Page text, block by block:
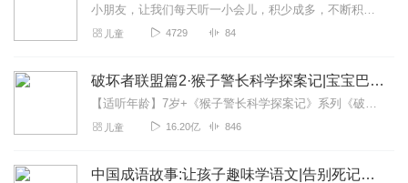
小朋友，让我们每天听一小会儿，积少成多，不断积累知识，你会越来越棒的！加老师微信：1309529378获取更多趣味小知识和学习秘籍。
儿童 4729 84
破坏者联盟篇2·猴子警长科学探案记|宝宝巴士故事
【适听年龄】7岁+《猴子警长科学探案记》系列《破坏者联盟篇1·猴子警长科学探案记》>>>《破坏者联盟篇2·猴子警长科学探案记》>>>《破坏者联盟篇3·猴子警长科...
儿童 16.20亿 846
中国成语故事:让孩子趣味学语文|告别死记硬背|儿童睡前故事